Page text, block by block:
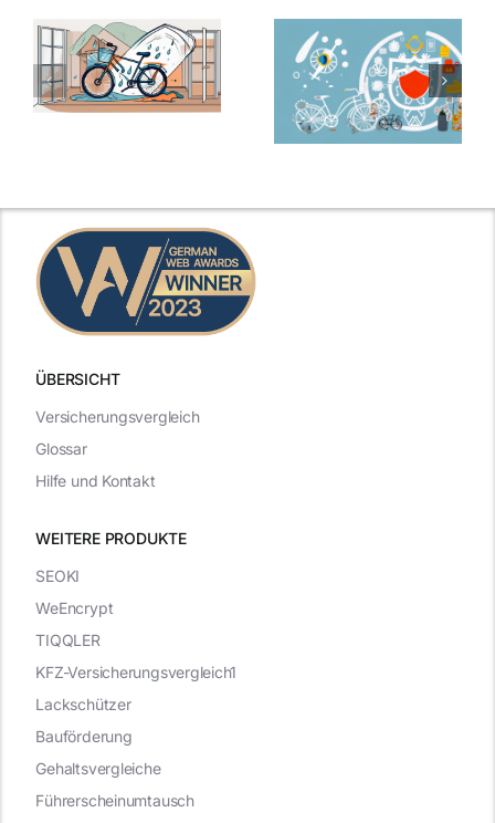
ÜBERSICHT
WEITERE PRODUKTE
Versicherungsvergleich
Glossar
Hilfe und Kontakt
SEOKI
WeEncrypt
TIQQLER
KFZ-Versicherungsvergleich1
Lackschützer
Bauförderung
Gehaltsvergleiche
Führerscheinumtausch